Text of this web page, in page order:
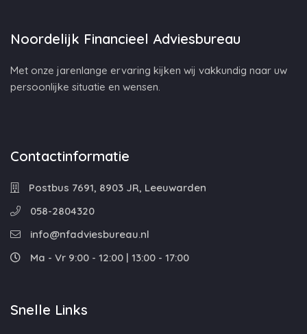
Noordelijk Financieel Adviesbureau
Met onze jarenlange ervaring kijken wij vakkundig naar uw
persoonlijke situatie en wensen.
Contactinformatie
Postbus 7691, 8903 JR, Leeuwarden
058-2804320
info@nfadviesbureau.nl
Ma - Vr 9:00 - 12:00 | 13:00 - 17:00
Snelle Links